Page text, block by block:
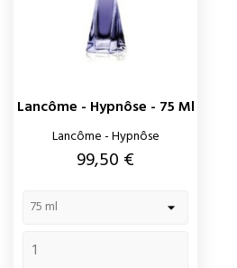
Lancôme - Hypnôse - 75 Ml
Lancôme - Hypnôse
Prix
99,50 €